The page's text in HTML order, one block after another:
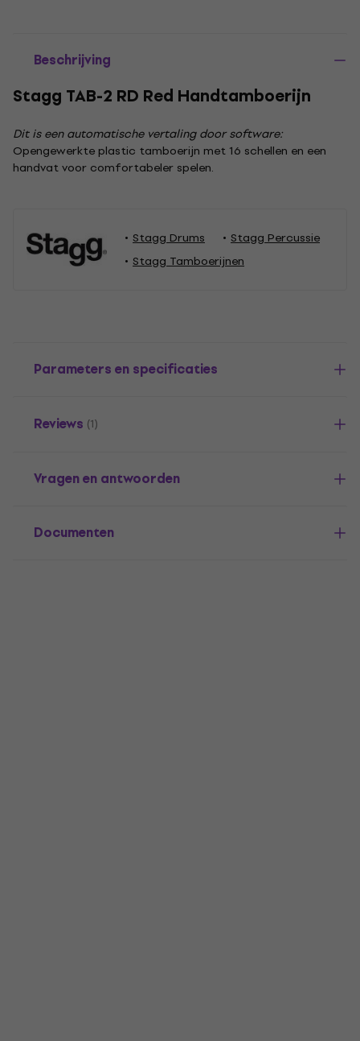
Beschrijving
Stagg TAB-2 RD Red Handtamboerijn
Dit is een automatische vertaling door software:
Opengewerkte plastic tamboerijn met 16 schellen en een
handvat voor comfortabeler spelen.
Stagg Drums
Stagg Percussie
Stagg Tamboerijnen
Parameters en specificaties
Reviews (1)
Vragen en antwoorden
Documenten